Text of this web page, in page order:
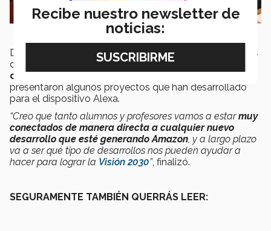
Después de la firma del acuerdo de colaboración de los
directivos de ambas instituciones, estudiantes del
de Monterreyy deTecmilenioles
presentaron algunos proyectos que han desarrollado
para el dispositivo Alexa.
“Creo que tanto alumnos y profesores vamos a estarmuy
conectados de manera directa a cualquier nuevo
desarrollo que esté generando Amazon , y a largo plazo
va a ser qué tipo de desarrollos nos pueden ayudar a
hacer para lograr la Visión 2030”, finalizó.
SEGURAMENTE TAMBIÉN QUERRÁS LEER:
Recibe nuestro newsletter de
noticias: